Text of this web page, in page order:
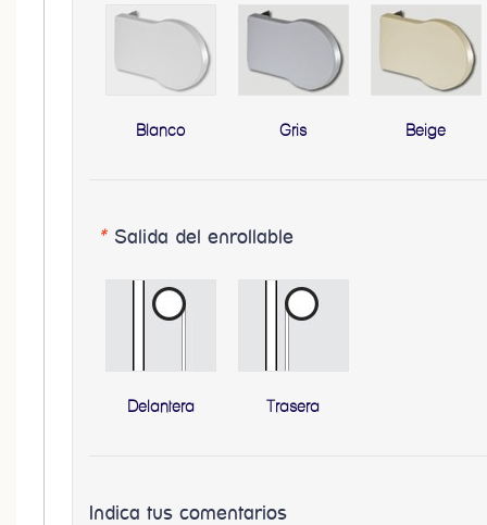
Blanco Gris Beige
* Salida del enrollable
Delantera Trasera
Indica tus comentarios